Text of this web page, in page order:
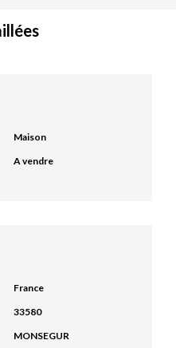
Maison
A vendre
France
33580
MONSEGUR